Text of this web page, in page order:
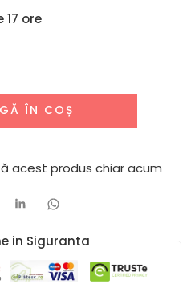
ore
ÎN COȘ
acest produs chiar acum
in Siguranta​